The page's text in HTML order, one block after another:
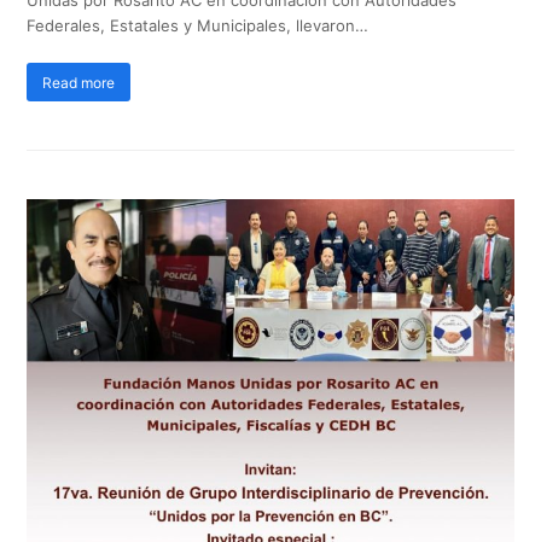
Federales, Estatales y Municipales, llevaron…
Read more